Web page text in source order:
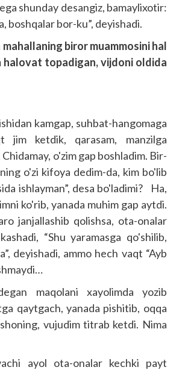
shunday desangiz, bamaylixotir:
boshqalar bor-ku”, deyishadi.
biror muammosini hal
halovat topadigan, vijdoni oldida
kamgap, suhbat-hangomaga
ketdik, qarasam, manzilga
o'zim gap boshladim. Bir-
o'zi kifoya dedim-da, kim bo'lib
ishlayman”, desa bo'ladimi? Ha,
ko'rib, yanada muhim gap aytdi.
janjallashib qolishsa, ota-onalar
“Shu yaramasga qo'shilib,
deyishadi, ammo hech vaqt “Ayb
maqolani xayolimda yozib
qaytgach, yanada pishitib, oqqa
vujudim titrab ketdi. Nima
ayol ota-onalar kechki payt